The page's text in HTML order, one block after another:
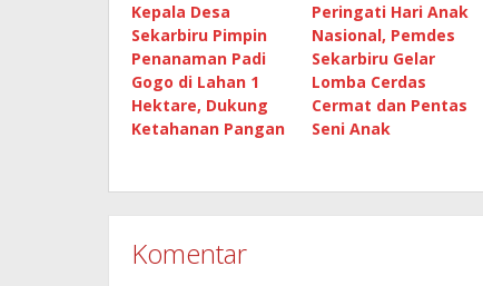
Kepala Desa
Sekarbiru Pimpin
Penanaman Padi
Gogo di Lahan 1
Hektare, Dukung
Ketahanan Pangan
Peringati Hari Anak
Nasional, Pemdes
Sekarbiru Gelar
Lomba Cerdas
Cermat dan Pentas
Seni Anak
Komentar